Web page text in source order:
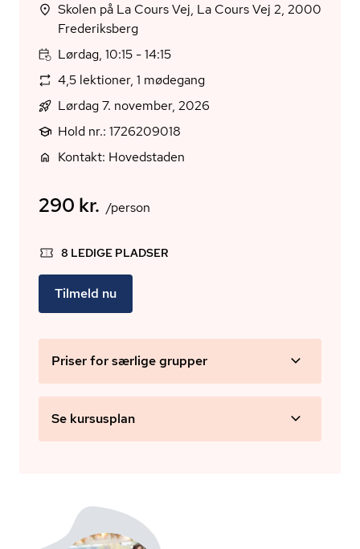
Skolen på La Cours Vej, La Cours Vej 2, 2000
Frederiksberg
Lørdag, 10:15 - 14:15
4,5 lektioner, 1 mødegang
Lørdag 7. november, 2026
Hold nr.: 1726209018
Kontakt: Hovedstaden
290 kr. /person
8 LEDIGE PLADSER
Tilmeld nu
Priser for særlige grupper
Se kursusplan